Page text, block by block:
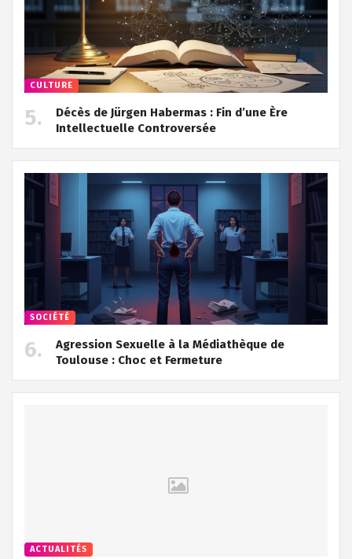
CULTURE
Décès de Jürgen Habermas : Fin d’une Ère
Intellectuelle Controversée
SOCIÉTÉ
Agression Sexuelle à la Médiathèque de
Toulouse : Choc et Fermeture
ACTUALITÉS